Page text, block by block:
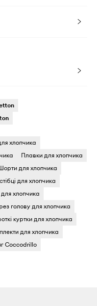
хлопчика
Плавки для хлопчика
для хлопчика
для хлопчика
для хлопчика
голову для хлопчика
куртки для хлопчика
для хлопчика
Coccodrillo